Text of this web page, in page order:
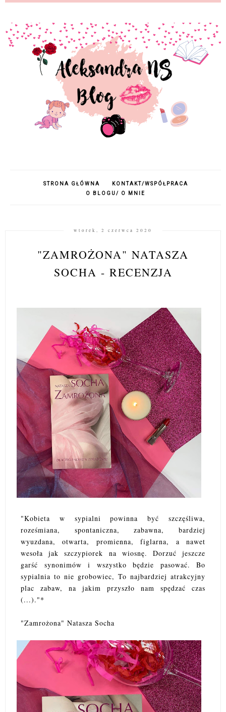
STRONA GŁÓWNA
KONTAKT/WSPÓŁPRACA
O BLOGU/ O MNIE
wtorek, 2 czerwca 2020
"ZAMROŻONA" NATASZA
SOCHA - RECENZJA
"Kobieta w sypialni powinna być szczęśliwa,
roześmiana, spontaniczna, zabawna, bardziej
wyuzdana, otwarta, promienna, figlarna, a nawet
wesoła jak szczypiorek na wiosnę. Dorzuć jeszcze
garść synonimów i wszystko będzie pasować. Bo
sypialnia to nie grobowiec, To najbardziej atrakcyjny
plac zabaw, na jakim przyszło nam spędzać czas
(...)."*
"Zamrożona" Natasza Socha